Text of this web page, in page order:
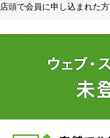
店頭で会員に申し込まれた